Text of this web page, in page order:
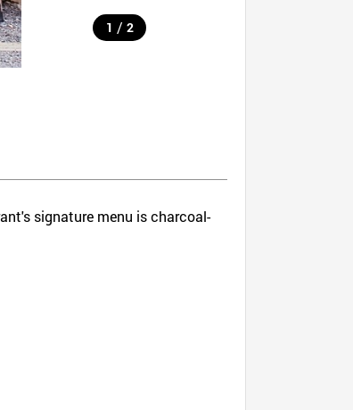
1 / 2
signature menu is charcoal-